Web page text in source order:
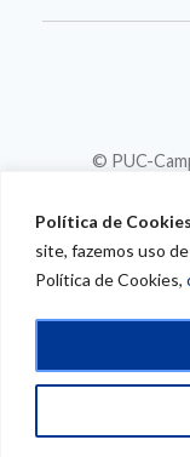
Política de Cookies
site, fazemos uso
Política de Cookies,
© PUC-
PROGRAMATICO*/